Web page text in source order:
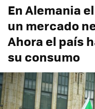
En Alemania
un mercado
Ahora el país
su consumo